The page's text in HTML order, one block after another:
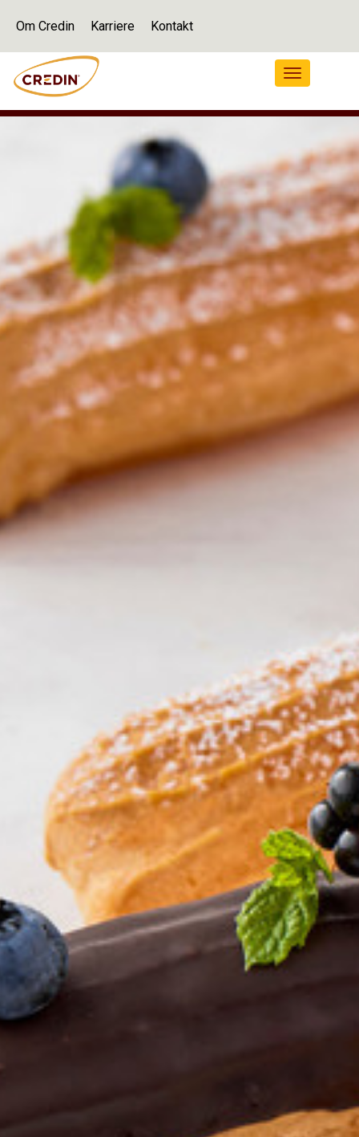
Om Credin Karriere Kontakt
Navigation